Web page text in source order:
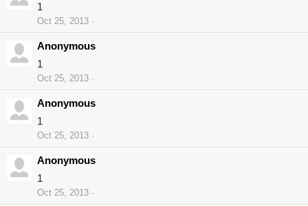
1
Oct 25, 2013
Anonymous
1
Oct 25, 2013
Anonymous
1
Oct 25, 2013
Anonymous
1
Oct 25, 2013